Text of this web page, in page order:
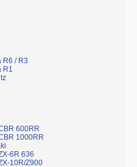
R6 / R3
R1
600RR
1000RR
6R 636
10R/Z900